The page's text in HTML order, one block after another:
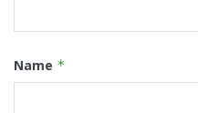
Name *